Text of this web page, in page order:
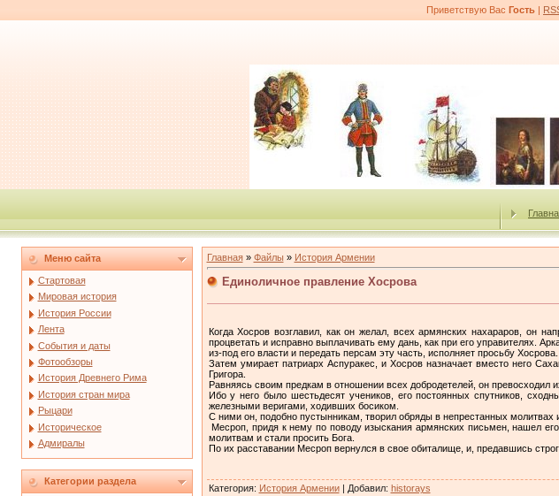
Приветствую Вас Гость |
Меню сайта
Стартовая
Мировая история
История России
Лента
События и даты
Фотообзоры
История Древнего Рима
История стран мира
Рыцари
Историческое
Адмиралы
Категории раздела
Главная» Файлы» История Армении
Единоличное правление Хосрова
Когда Хосров возглавил, как он желал, всех армянских нахараров, он
процветать и исправно выплачивать ему дань, как при его управителях.
из-под его власти и передать персам эту часть, исполняет просьбу Хосрова.
Затем умирает патриарх Аспуракес, и Хосров назначает вместо него
Григора.
Равняясь своим предкам в отношении всех добродетелей, он превосходил
Ибо у него было шестьдесят учеников, его постоянных спутников,
железными веригами, ходивших босиком.
С ними он, подобно пустынникам, творил обряды в непрестанных молитвах
Месроп, придя к нему по поводу изыскания армянских письмен, нашел
молитвам и стали просить Бога.
По их расставании Месроп вернулся в свое обиталище, и, предавшись
Категория: История Армении| Добавил: historays